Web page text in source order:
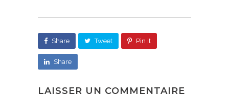
Share Tweet Pin it
Share
LAISSER UN COMMENTAIRE